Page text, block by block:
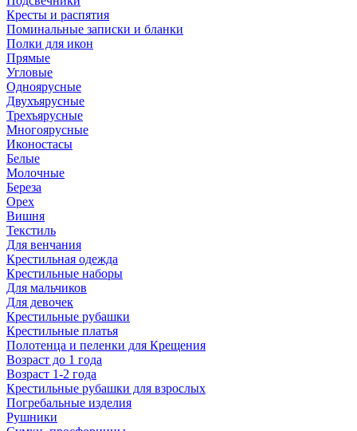
Кресты и распятия
Поминальные записки и бланки
Полки для икон
Прямые
Угловые
Одноярусные
Двухъярусные
Трехъярусные
Многоярусные
Иконостасы
Белые
Молочные
Береза
Орех
Вишня
Текстиль
Для венчания
Крестильная одежда
Крестильные наборы
Для мальчиков
Для девочек
Крестильные рубашки
Крестильные платья
Полотенца и пеленки для Крещения
Возраст до 1 года
Возраст 1-2 года
Крестильные рубашки для взрослых
Погребальные изделия
Рушники